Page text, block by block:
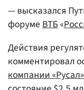
— высказался
форумеВТБ«
Действия
комментировал
компании «Русал»